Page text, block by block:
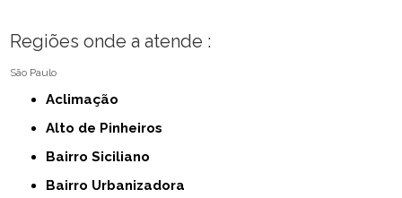
Regiões onde a atende :
São Paulo
Aclimação
Alto de Pinheiros
Bairro Siciliano
Bairro Urbanizadora